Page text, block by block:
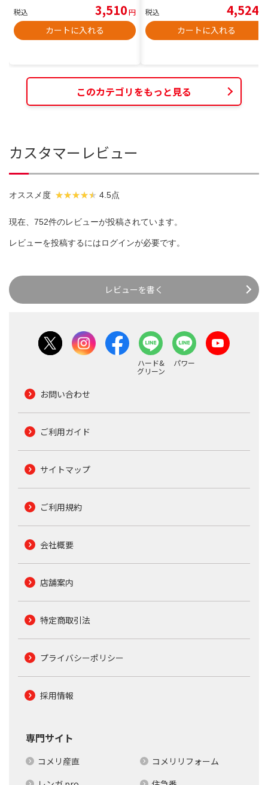
税込 3,510円
カートに入れる
税込 4,524
カートに入れる
このカテゴリをもっと見る
カスタマーレビュー
オススメ度 4.5点
現在、752件のレビューが投稿されています。
レビューを投稿するにはログインが必要です。
レビューを書く
ハード&
グリーン
パワー
お問い合わせ
ご利用ガイド
サイトマップ
ご利用規約
会社概要
店舗案内
特定商取引法
プライバシーポリシー
採用情報
専門サイト
コメリ産直
コメリリフォーム